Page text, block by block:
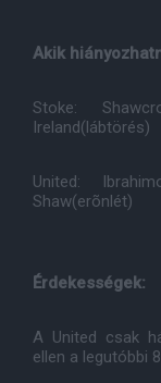
Akik
Stoke:
Ireland(lábtörés)
United:
Shaw(erõnlét)
Érdekességek:
A United csak
ellen a legutóbbi